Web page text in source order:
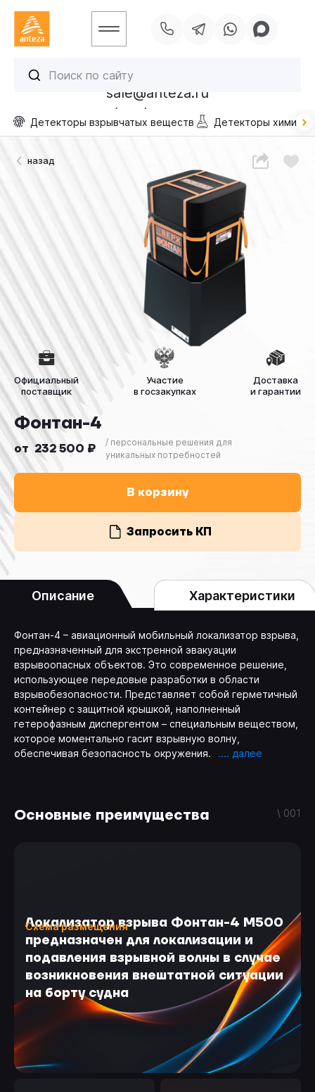
УСЛУГИ
ОТРАСЛИ
БЛОГ
КОНТАКТЫ
sale@anteza.ru
+7 (495) 256-13-40
Детекторы взрывчатых веществ Детекторы
назад
Фонтан-4
от 232 500 ₽
/ персональные решения для
уникальных потребностей
В корзину
Запросить КП
Официальный
поставщик
Участие
в госзакупках
Доставка
и гарантии
Описание Характеристики
Фонтан-4 – авиационный мобильный локализатор взрыва,
предназначенный для экстренной эвакуации
взрывоопасных объектов. Это современное решение,
использующее передовые разработки в области
взрывобезопасности. Представляет собой герметичный
контейнер с защитной крышкой, наполненный
гетерофазным диспергентом – специальным веществом,
которое моментально гасит взрывную волну,
обеспечивая безопасность окружения.
Основные преимущества \ 001
Локализатор взрыва Фонтан-4 М500
предназначен для локализации и
подавления взрывной волны в случае
возникновения внештатной ситуации
на борту судна
Схема размещения